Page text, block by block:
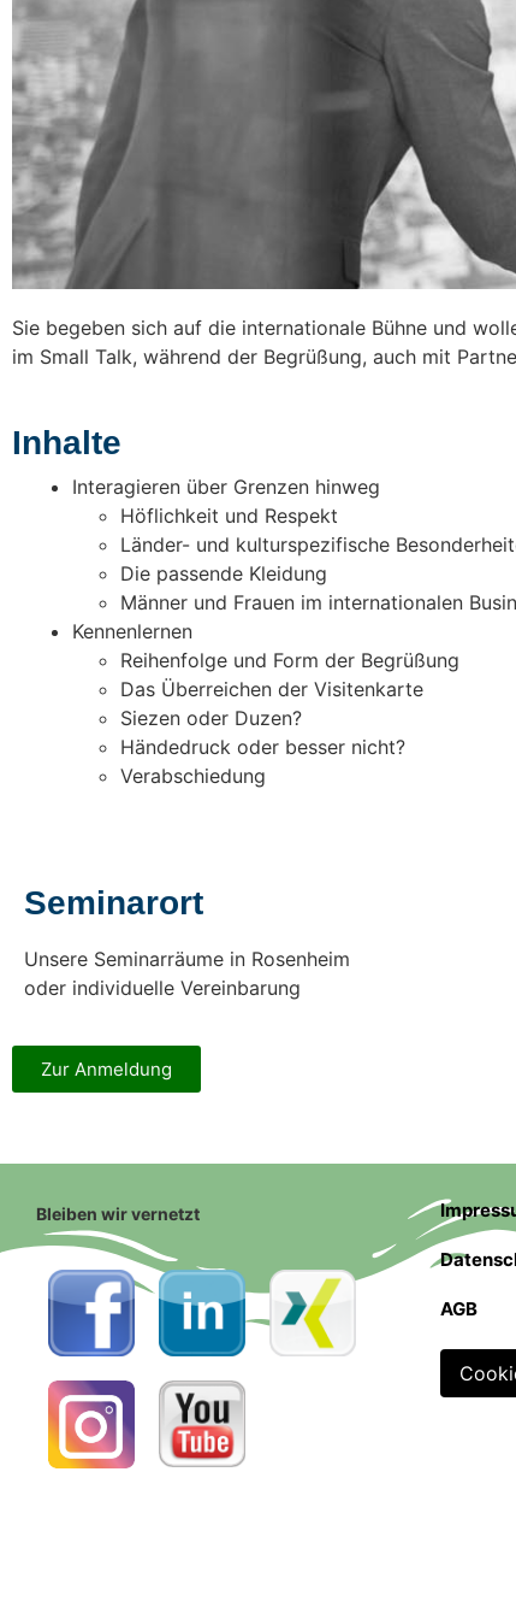
Sie begeben sich auf die internationale Bühne und
im Small Talk, während der Begrüßung, auch mit
Inhalte
Interagieren über Grenzen hinweg
Höflichkeit und Respekt
Länder- und kulturspezifische
Die passende Kleidung
Männer und Frauen im internationalen
Kennenlernen
Reihenfolge und Form der Begrüßung
Das Überreichen der Visitenkarte
Siezen oder Duzen?
Händedruck oder besser nicht?
Verabschiedung
Seminarort
Unsere Seminarräume in Rosenheim
oder individuelle Vereinbarung
Zur Anmeldung
Bleiben wir vernetzt
AGB